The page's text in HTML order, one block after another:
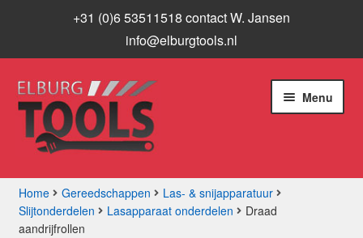
+31 (0)6 53511518 contact W. Jansen
info@elburgtools.nl
Ga
door
naar
navigatie
Ga
naar
inhoud
Menu
Assortiment
Home Gereedschappen
Las- & snijapparatuur
Slijtonderdelen
Lasapparaat onderdelen
Draad
aandrijfrollen